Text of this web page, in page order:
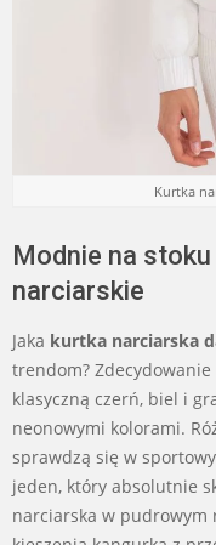
Kurtka
Modnie na
narciarskie
Jaka kurtka narciarska
trendom?
klasyczną czerń, biel i
neonowymi kolorami.
sprawdzą się w
jeden, który absolutnie
narciarska w pudrowym